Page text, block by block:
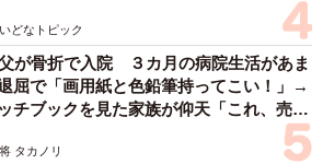
どなトピック
が骨折で入院 ３カ月の病院生活があま
屈で「画用紙と色鉛筆持ってこい！」→
チブックを見た家族が仰天「これ、売れ
タカノリ